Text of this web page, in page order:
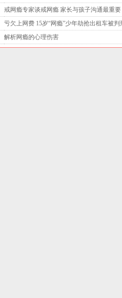
戒网瘾专家谈戒网瘾 家长与孩子沟通最重要
亏欠上网费 15岁“网瘾”少年劫抢出租车被判
解析网瘾的心理伤害